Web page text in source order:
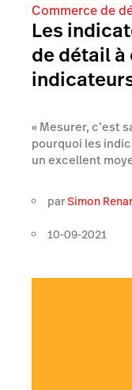
Commerce de
Les
de détail à
« Mesurer, c’est
pourquoi les
un excellent
parSimon
10-09-2021